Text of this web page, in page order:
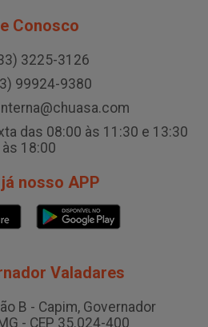
Conosco
3225-3126
99924-9380
das 08:00 às 11:30 e 13:30
às 18:00
nosso APP
Valadares
B - Capim, Governador
- CEP 35.024-400